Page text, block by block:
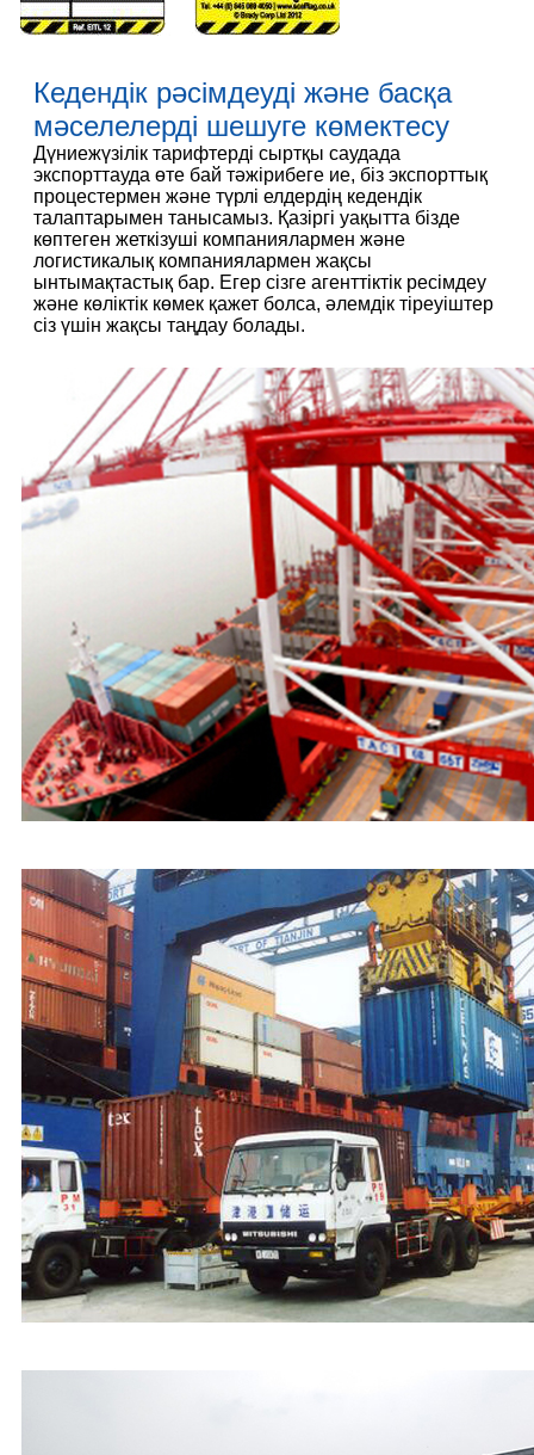
Кедендік рәсімдеуді және басқа
мәселелерді шешуге көмектесу
Дүниежүзілік тарифтерді сыртқы саудада
экспорттауда өте бай тәжірибеге ие, біз экспорттық
процестермен және түрлі елдердің кедендік
талаптарымен танысамыз. Қазіргі уақытта бізде
көптеген жеткізуші компаниялармен және
логистикалық компаниялармен жақсы
ынтымақтастық бар. Егер сізге агенттіктік ресімдеу
және көліктік көмек қажет болса, әлемдік тіреуіштер
сіз үшін жақсы таңдау болады.